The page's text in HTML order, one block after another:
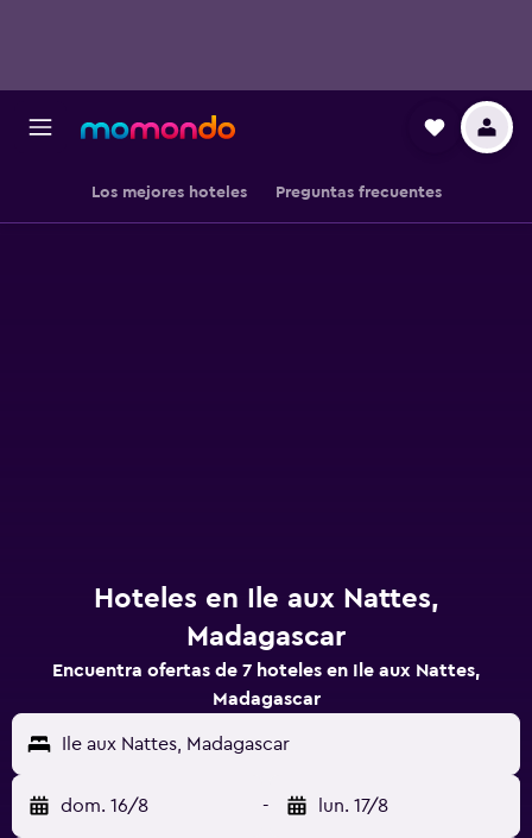
Los mejores hoteles Preguntas frecuentes
Hoteles en Ile aux Nattes,
Madagascar
Encuentra ofertas de 7 hoteles en Ile aux Nattes,
Madagascar
Ile aux Nattes, Madagascar
dom. 16/8 - lun. 17/8